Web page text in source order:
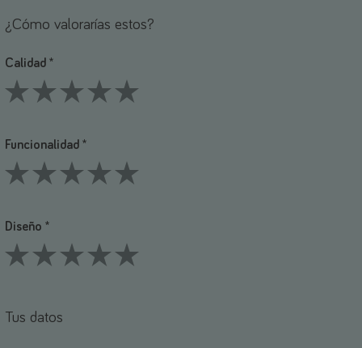
¿Cómo valorarías estos?
Calidad *
Funcionalidad *
Diseño *
Tus datos